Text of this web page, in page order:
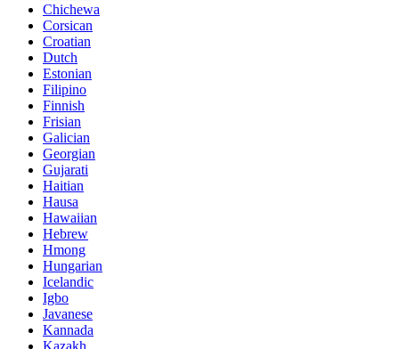
Chichewa
Corsican
Croatian
Dutch
Estonian
Filipino
Finnish
Frisian
Galician
Georgian
Gujarati
Haitian
Hausa
Hawaiian
Hebrew
Hmong
Hungarian
Icelandic
Igbo
Javanese
Kannada
Kazakh